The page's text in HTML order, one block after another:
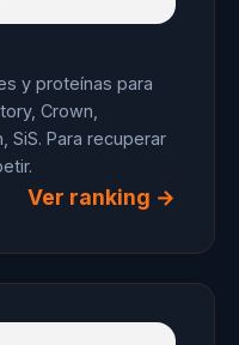
y proteínas para
Crown,
SiS. Para recuperar
Ver ranking →